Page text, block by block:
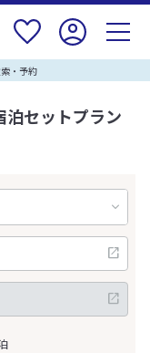
・予約
セットプラン